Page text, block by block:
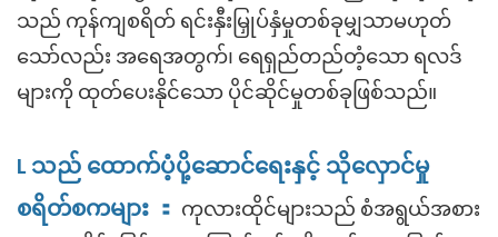
သည် ကုန်ကျစရိတ် ရင်းနှီးမြှုပ်နှံမှုတစ်ခုမျှသာမဟုတ်
သော်လည်း အရေအတွက်၊ ရေရှည်တည်တံ့သော ရလဒ်
များကို ထုတ်ပေးနိုင်သော ပိုင်ဆိုင်မှုတစ်ခုဖြစ်သည်။
L သည် ထောက်ပံ့ပို့ဆောင်ရေးနှင့် သိုလှောင်မှု
စရိတ်စကများ ： ကုလားထိုင်များသည် စံအရွယ်အစား